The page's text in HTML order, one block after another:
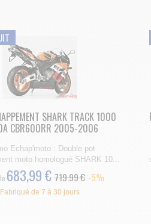
SHARK TRACK 1000
CBR600RR 2005-2006
Echap'moto : Double pot
moto homologué SHARK 10...
683,99 € 719.99 € -5%
Fabriqué de 7 à 30 jours